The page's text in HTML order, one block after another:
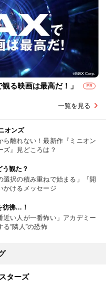
る映画は最高だ！」 PR
一覧を見る
オンズ
ら離れない！最新作『ミニオン
ズ』見どころは？
観た？
選択の積み重ねで始まる」『開
かけるメッセージ
彷彿…！
近い人が一番怖い」アカデミー
“隣人”の恐怖
ターズ